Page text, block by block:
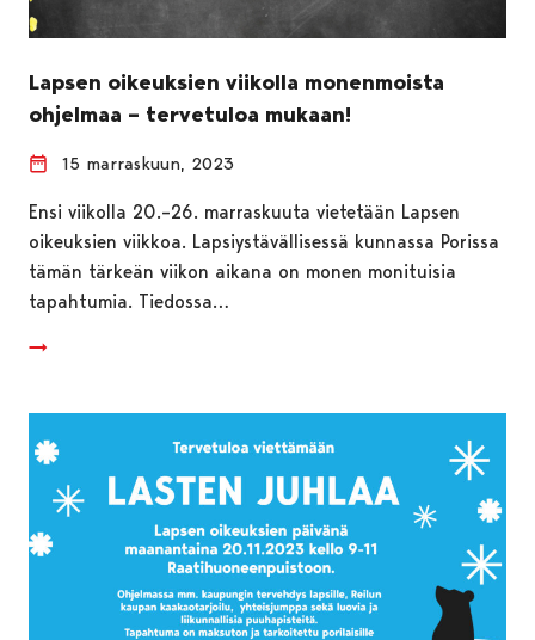
Lapsen oikeuksien viikolla monenmoista
ohjelmaa – tervetuloa mukaan!
15 marraskuun, 2023
Ensi viikolla 20.–26. marraskuuta vietetään Lapsen
oikeuksien viikkoa. Lapsiystävällisessä kunnassa Porissa
tämän tärkeän viikon aikana on monen monituisia
tapahtumia. Tiedossa…